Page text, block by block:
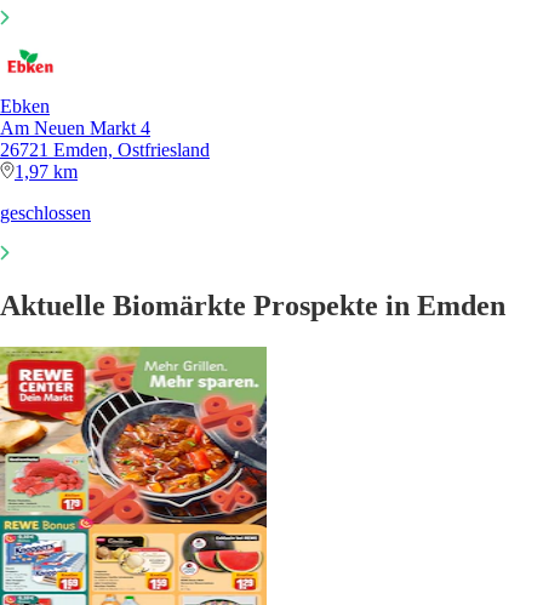
Ebken
Am Neuen Markt 4
26721 Emden, Ostfriesland
1,97 km
geschlossen
Aktuelle Biomärkte Prospekte in Emden